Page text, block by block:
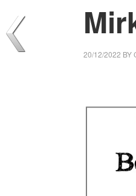
20/12/2022 BY